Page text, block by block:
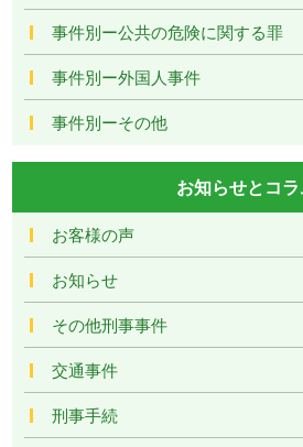
事件別ー公共の危険に関する罪
事件別ー外国人事件
事件別ーその他
お知らせとコ
お客様の声
お知らせ
その他刑事事件
交通事件
刑事手続